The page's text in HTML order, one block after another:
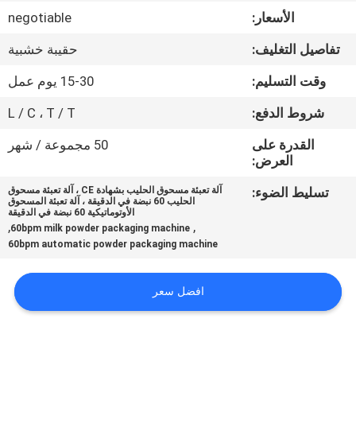
ضبط
الجودة
اتصل
أخبار
اطلب
اقتباس
الأسعار:
negotiable
تفاصيل التغليف:
حقيبة خشبية
وقت التسليم:
15-30 يوم عمل
شروط الدفع:
L / C ، T / T
القدرة على
العرض:
50 مجموعة / شهر
تسليط الضوء:
آلة تعبئة مسحوق الحليب بشهادة CE ، آلة تعبئة مسحوق
الحليب 60 نبضة في الدقيقة ، آلة تعبئة المسحوق
الأوتوماتيكية 60 نبضة في الدقيقة
,
60bpm milk powder packaging machine
,
60bpm automatic powder packaging machine
افضل سعر